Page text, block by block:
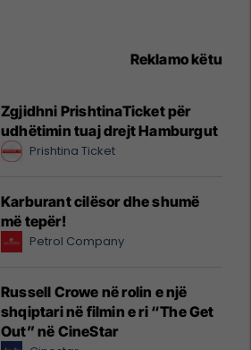
Reklamo këtu
Zgjidhni PrishtinaTicket për
udhëtimin tuaj drejt Hamburgut
Prishtina Ticket
Karburant cilësor dhe shumë
më tepër!
Petrol Company
Russell Crowe në rolin e një
shqiptari në filmin e ri “The Get
Out” në CineStar